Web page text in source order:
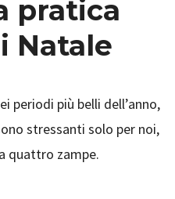
pratica
Natale
periodi più belli dell’anno,
stressanti solo per noi,
quattro zampe.